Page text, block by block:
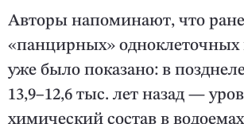
Авторы напоминают, что
«панцирных» одноклеточных
уже было показано: в
13,9–12,6 тыс. лет назад —
химический состав в